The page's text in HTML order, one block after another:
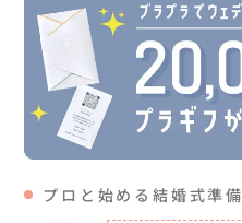
プロと始める結婚式準備